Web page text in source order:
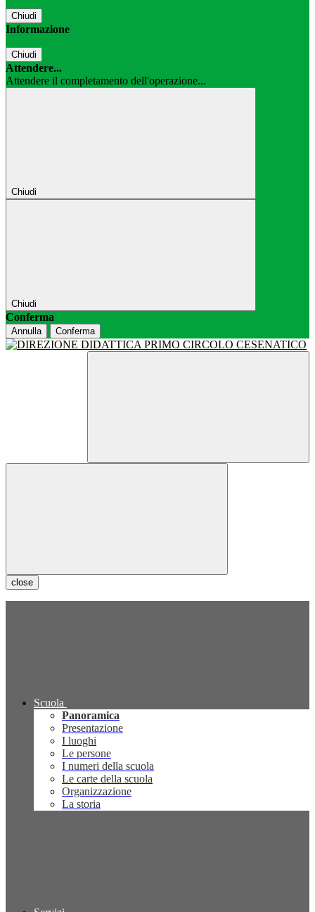
Chiudi
Informazione
Chiudi
Attendere...
Attendere il completamento dell'operazione...
Chiudi
Chiudi
Conferma
Annulla Conferma
close
Scuola
Panoramica
Presentazione
I luoghi
Le persone
I numeri della scuola
Le carte della scuola
Organizzazione
La storia